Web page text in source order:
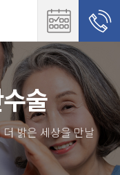
술
밝은 세상을 만날